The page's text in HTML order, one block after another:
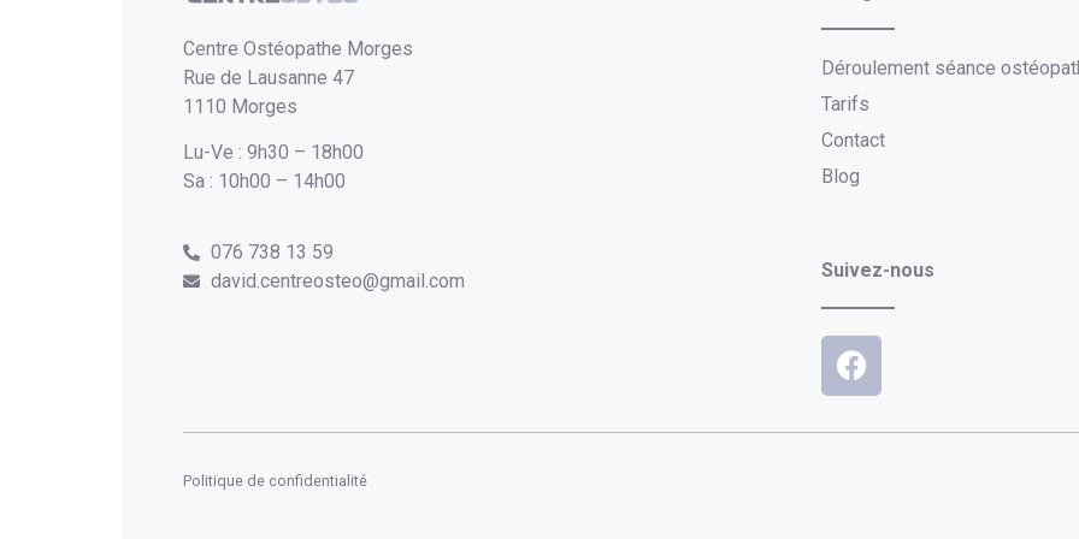
Centre Ostéopathe Morges
Rue de Lausanne 47
1110 Morges
Lu-Ve : 9h30 – 18h00
Sa : 10h00 – 14h00
076 738 13 59
david.centreosteo@gmail.com
Déroulement séance
Tarifs
Contact
Blog
Suivez-nous
Politique de confidentialité